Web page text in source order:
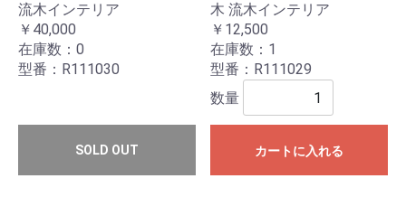
流木インテリア
￥40,000
在庫数：0
型番：R111030
SOLD OUT
木 流木インテリア
￥12,500
在庫数：1
型番：R111029
数量
カートに入れる